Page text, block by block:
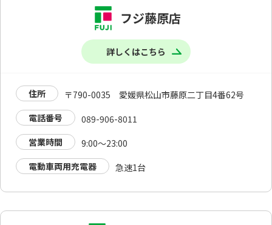
フジ藤原店
詳しくはこちら
住所
〒790-0035 愛媛県松山市藤原二丁目4番62号
電話番号
089-906-8011
営業時間
9:00～23:00
電動車両用充電器
急速1台